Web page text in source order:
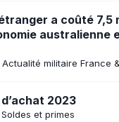
a coûté 7,5
australienne
Actualité militaire France
2023
Soldes et primes